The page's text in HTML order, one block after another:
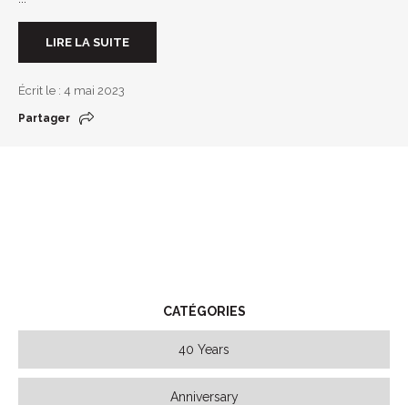
LIRE LA SUITE
Écrit le : 4 mai 2023
Partager
CATÉGORIES
40 Years
Anniversary